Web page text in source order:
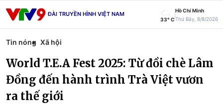
ĐÀI TRUYỀN HÌNH VIỆT NAM
33° C
Hồ Chí Minh
Thứ Bảy, 8/8/2026
Tin nóng Xã hội
World T.E.A Fest 2025: Từ đồi chè Lâm
Đồng đến hành trình Trà Việt vươn
ra thế giới